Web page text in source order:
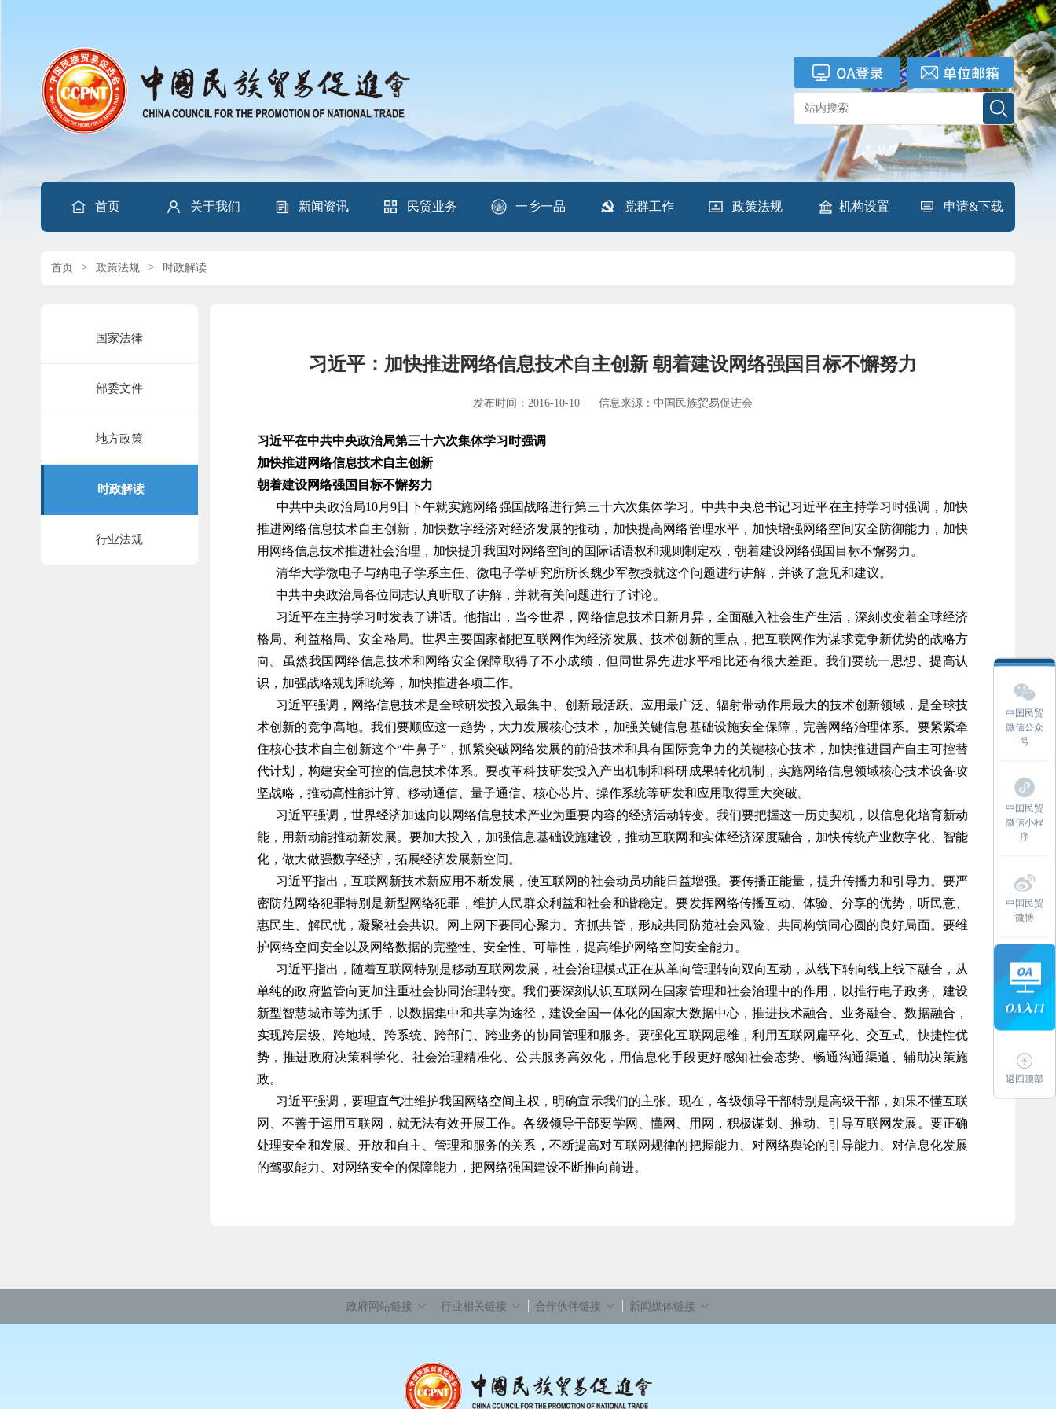
首页 关于我们 新闻资讯 民贸业务 一乡一品 党群工作 政策法规 机构设置 申请&下载
首页 > 政策法规 > 时政解读
国家法律
部委文件
地方政策
时政解读
行业法规
习近平：加快推进网络信息技术自主创新 朝着建设网络强国目标不懈努力
发布时间：2016-10-10 信息来源：中国民族贸易促进会
习近平在中共中央政治局第三十六次集体学习时强调
加快推进网络信息技术自主创新
朝着建设网络强国目标不懈努力
中共中央政治局10月9日下午就实施网络强国战略进行第三十六次集体学习。中共中央总书记习近平在主持学习时强调，加快
推进网络信息技术自主创新，加快数字经济对经济发展的推动，加快提高网络管理水平，加快增强网络空间安全防御能力，加快
用网络信息技术推进社会治理，加快提升我国对网络空间的国际话语权和规则制定权，朝着建设网络强国目标不懈努力。
清华大学微电子与纳电子学系主任、微电子学研究所所长魏少军教授就这个问题进行讲解，并谈了意见和建议。
中共中央政治局各位同志认真听取了讲解，并就有关问题进行了讨论。
习近平在主持学习时发表了讲话。他指出，当今世界，网络信息技术日新月异，全面融入社会生产生活，深刻改变着全球经济
格局、利益格局、安全格局。世界主要国家都把互联网作为经济发展、技术创新的重点，把互联网作为谋求竞争新优势的战略方
向。虽然我国网络信息技术和网络安全保障取得了不小成绩，但同世界先进水平相比还有很大差距。我们要统一思想、提高认
识，加强战略规划和统筹，加快推进各项工作。
习近平强调，网络信息技术是全球研发投入最集中、创新最活跃、应用最广泛、辐射带动作用最大的技术创新领域，是全球技
术创新的竞争高地。我们要顺应这一趋势，大力发展核心技术，加强关键信息基础设施安全保障，完善网络治理体系。要紧紧牵
住核心技术自主创新这个“牛鼻子”，抓紧突破网络发展的前沿技术和具有国际竞争力的关键核心技术，加快推进国产自主可控替
代计划，构建安全可控的信息技术体系。要改革科技研发投入产出机制和科研成果转化机制，实施网络信息领域核心技术设备攻
坚战略，推动高性能计算、移动通信、量子通信、核心芯片、操作系统等研发和应用取得重大突破。
习近平强调，世界经济加速向以网络信息技术产业为重要内容的经济活动转变。我们要把握这一历史契机，以信息化培育新动
能，用新动能推动新发展。要加大投入，加强信息基础设施建设，推动互联网和实体经济深度融合，加快传统产业数字化、智能
化，做大做强数字经济，拓展经济发展新空间。
习近平指出，互联网新技术新应用不断发展，使互联网的社会动员功能日益增强。要传播正能量，提升传播力和引导力。要严
密防范网络犯罪特别是新型网络犯罪，维护人民群众利益和社会和谐稳定。要发挥网络传播互动、体验、分享的优势，听民意、
惠民生、解民忧，凝聚社会共识。网上网下要同心聚力、齐抓共管，形成共同防范社会风险、共同构筑同心圆的良好局面。要维
护网络空间安全以及网络数据的完整性、安全性、可靠性，提高维护网络空间安全能力。
习近平指出，随着互联网特别是移动互联网发展，社会治理模式正在从单向管理转向双向互动，从线下转向线上线下融合，从
单纯的政府监管向更加注重社会协同治理转变。我们要深刻认识互联网在国家管理和社会治理中的作用，以推行电子政务、建设
新型智慧城市等为抓手，以数据集中和共享为途径，建设全国一体化的国家大数据中心，推进技术融合、业务融合、数据融合，
实现跨层级、跨地域、跨系统、跨部门、跨业务的协同管理和服务。要强化互联网思维，利用互联网扁平化、交互式、快捷性优
势，推进政府决策科学化、社会治理精准化、公共服务高效化，用信息化手段更好感知社会态势、畅通沟通渠道、辅助决策施
政。
习近平强调，要理直气壮维护我国网络空间主权，明确宣示我们的主张。现在，各级领导干部特别是高级干部，如果不懂互联
网、不善于运用互联网，就无法有效开展工作。各级领导干部要学网、懂网、用网，积极谋划、推动、引导互联网发展。要正确
处理安全和发展、开放和自主、管理和服务的关系，不断提高对互联网规律的把握能力、对网络舆论的引导能力、对信息化发展
的驾驭能力、对网络安全的保障能力，把网络强国建设不断推向前进。
中国民贸
微信公众
号
中国民贸
微信小程
序
中国民贸
微博
返回顶部
政府网站链接 行业相关链接 合作伙伴链接 新闻媒体链接